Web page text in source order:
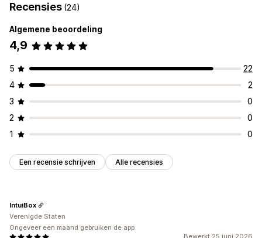
Recensies (24)
Algemene beoordeling
4,9
5
22
4
2
3
0
2
0
1
0
Een recensie schrijven Alle recensies
IntuiBox
Verenigde Staten
Ongeveer een maand gebruiken de app